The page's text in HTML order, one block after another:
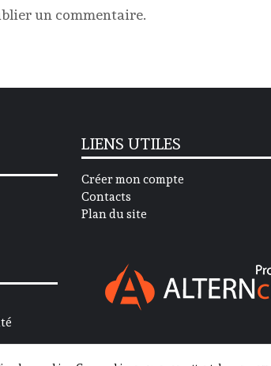
un commentaire.
LIENS UTILES
Créer mon compte
Contacts
Plan du site